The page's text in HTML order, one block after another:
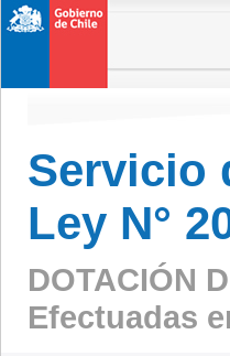
Servicio
Ley N°
DOTACIÓN
Efectuadas